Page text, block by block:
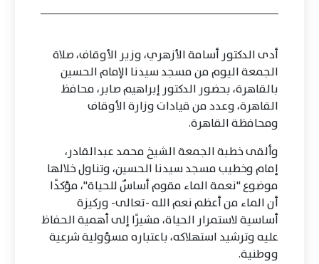
أدى الدكتور أسامة الأزهري، وزير الأوقاف، صلاة
الجمعة اليوم من مسجد سيدنا الإمام الحسين
بالقاهرة، بحضور الدكتور إبراهيم صابر، محافظ
القاهرة، وعدد من قيادات وزارة الأوقاف
ومحافظة القاهرة.
وألقى خطبة الجمعة الشيخ محمد عبدالقادر،
إمام وخطيب مسجد سيدنا الحسين، وتناول خلالها
موضوع "نعمة الماء مقوم أساسٌ للحياة"، مؤكدًا
أن الماء من أعظم نعم الله -تعالى- وركيزة
أساسية لاستمرار الحياة، مشيرًا إلى أهمية الحفاظ
عليه وترشيد استهلاكه، باعتباره مسؤولية شرعية
ووطنية.